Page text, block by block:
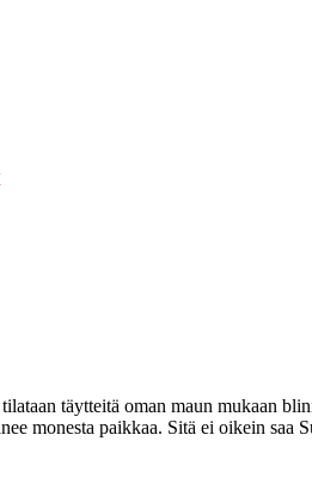
täytteitä oman maun mukaan
monesta paikkaa. Sitä ei oikein saa